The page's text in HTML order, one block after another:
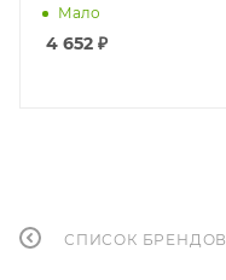
Мало
4 652 ₽
СПИСОК БРЕНДОВ